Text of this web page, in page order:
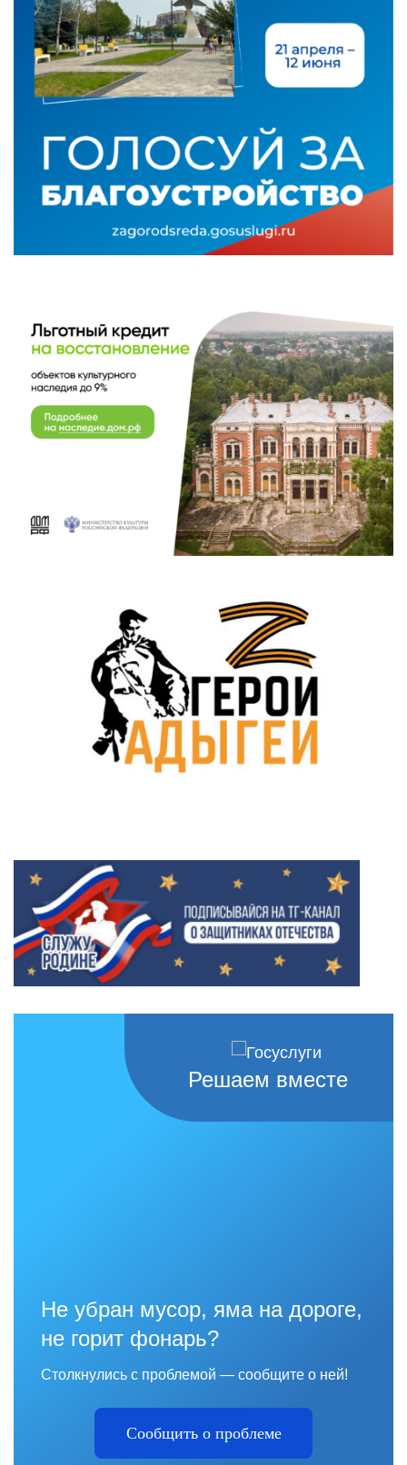
Решаем вместе
Не убран мусор, яма на дороге,
не горит фонарь?
Столкнулись с проблемой — сообщите о ней!
Сообщить о проблеме